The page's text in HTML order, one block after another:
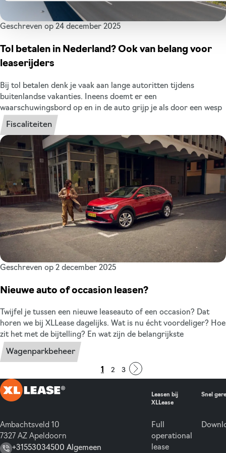
Geschreven op 24 december 2025
Tol betalen in Nederland? Ook van belang voor
leaserijders
Bij tol betalen denk je vaak aan lange autoritten tijdens
buitenlandse vakanties. Ineens doemt er een
waarschuwingsbord op en in de auto grijp je als door een wesp
gestoken naar je cash of bankpas. Steeds meer verloopt dit
tolproces in het buitenland digitaal. Nederlandse autorijders
merken na terugkomst van hun vakantie of zakenreis in het
buitenland dat er tegenwoordig daadwerkelijk tol geïncasseerd
wordt. Maar ook in Nederland kennen we inmiddels een aantal
locaties waar je als weggebruiker tol betaalt. Wat betekent dit
voor jou als leaserijder? XLLease zet het voor je op een rij.
Fiscaliteiten
Geschreven op 2 december 2025
Nieuwe auto of occasion leasen?
Twijfel je tussen een nieuwe leaseauto of een occasion? Dat
horen we bij XLLease dagelijks. Wat is nu écht voordeliger? Hoe
zit het met de bijtelling? En wat zijn de belangrijkste
verschillen? We nemen het helder met je door, zodat je een
keuze maakt die past bij jouw situatie.
Wagenparkbeheer
1 2 3
Ambachtsveld 10
7327 AZ Apeldoorn
+31553034500 Algemeen
Leasen bij
XLLease
Full
operational
lease
Snel